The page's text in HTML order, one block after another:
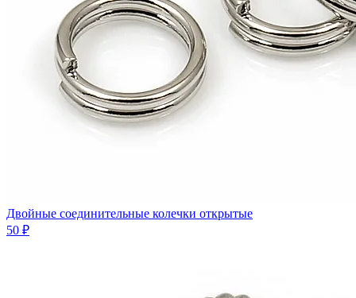
Двойные соединительные колечки открытые
50 ₽